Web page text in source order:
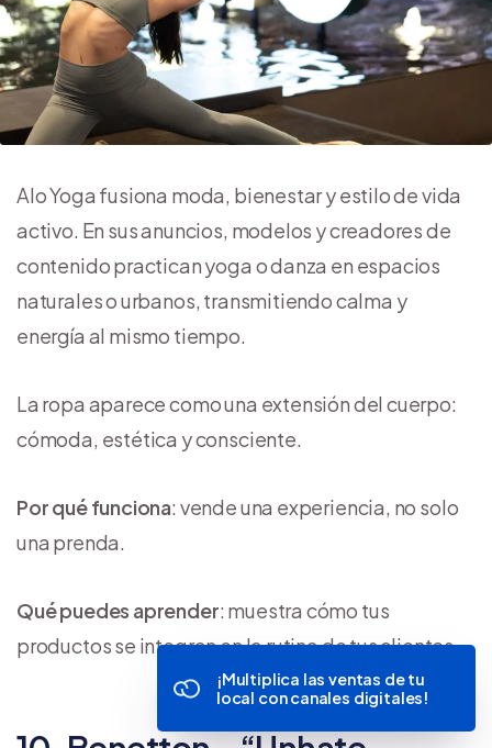
Alo Yoga fusiona moda, bienestar y estilo de vida
activo. En sus anuncios, modelos y creadores de
contenido practican yoga o danza en espacios
naturales o urbanos, transmitiendo calma y
energía al mismo tiempo.
La ropa aparece como una extensión del cuerpo:
cómoda, estética y consciente.
Por qué funciona: vende una experiencia, no solo
una prenda.
Qué puedes aprender: muestra cómo tus
productos se integran en la rutina de tus clientes.
¡Multiplica las ventas de tu
local con canales digitales!